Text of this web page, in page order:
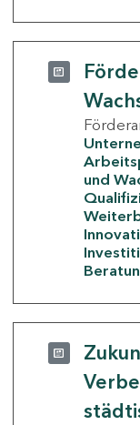
und